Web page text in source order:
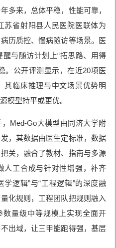
多来，总体平稳，性能可靠，
苏省射阳县人民医院医联体为
历质控、慢病随访等场景。医
与随访计划上“拓思路、用得
。公开评测显示，在近20项医
其临床推理与中文场景优势明
模型持平或更优。
Med-Go大模型由同济大学附
，其数据由医生定标准，数据
关，融合了教材、指南与多源
人工合成与针对性增强，补齐
学逻辑”与“工程逻辑”的深度融
化规则，工程团队把规则融入
量级中等规模上实现全面开
出域，让三甲能跑得强，基层